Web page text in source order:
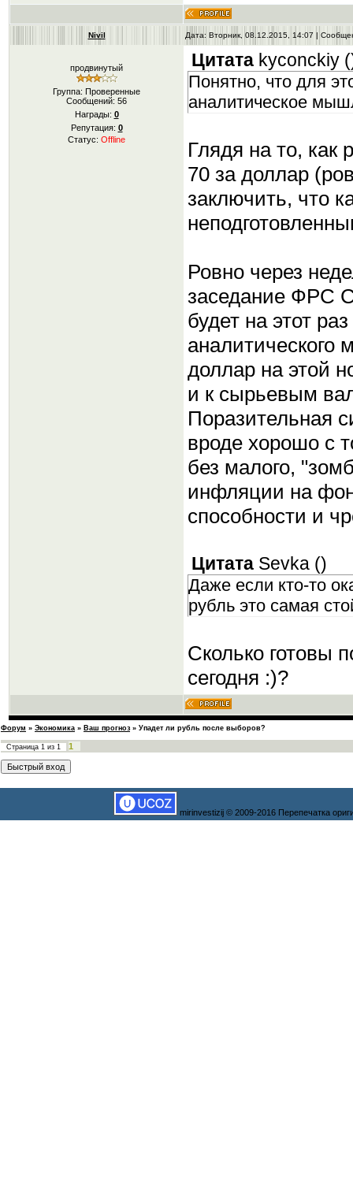
Nivil Дата: Вторник, 08.12.2015, 14:07 |
продвинутый
Группа: Проверенные
Сообщений: 56
Награды: 0
Репутация: 0
Статус: Offline
Цитата kyconckiy (
Понятно, что для
аналитическое
Глядя на то, как
70 за доллар
заключить, что
Ровно через
заседание ФРС
будет на этот
аналитического
доллар на этой
и к сырьевым
Поразительная
вроде хорошо с
без малого,
инфляции на
способности и
Цитата Sevka ()
Даже если кто-то
рубль это самая
Сколько готовы
сегодня :)?
Форум » Экономика » Ваш прогноз » Упадет ли рубль после выборов?
Страница 1 из 1 1
mirinvestizij © 2009-2016 Перепечатка